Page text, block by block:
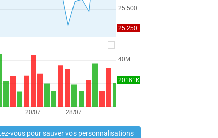
vous pour sauver vos personnalisations